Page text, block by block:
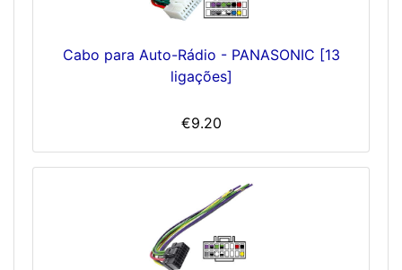
Cabo para Auto-Rádio - PANASONIC [13
ligações]
€9.20